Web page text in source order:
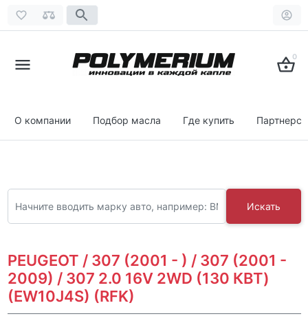
0
О компании Подбор масла Где купить
Искать
PEUGEOT / 307 (2001 - ) / 307 (2001 -
2009) / 307 2.0 16V 2WD (130 КВТ)
(EW10J4S) (RFK)